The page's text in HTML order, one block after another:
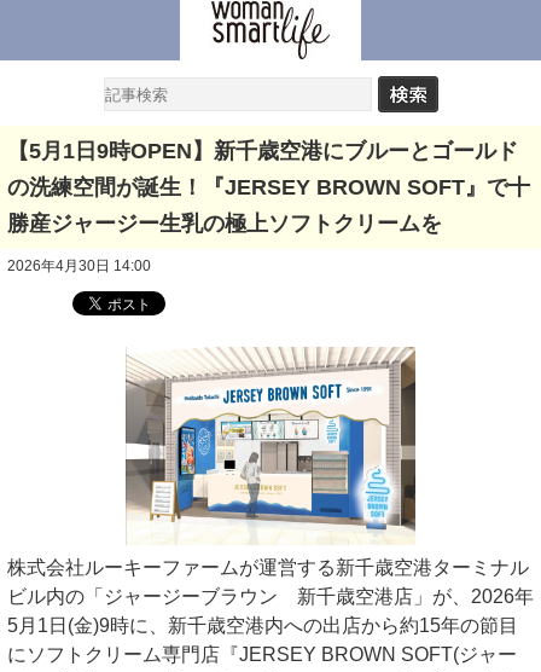
【5月1日9時OPEN】新千歳空港にブルーとゴールド
の洗練空間が誕生！『JERSEY BROWN SOFT』で十
勝産ジャージー生乳の極上ソフトクリームを
2026年4月30日 14:00
株式会社ルーキーファームが運営する新千歳空港ターミナル
ビル内の「ジャージーブラウン 新千歳空港店」が、2026年
5月1日(金)9時に、新千歳空港内への出店から約15年の節目
にソフトクリーム専門店『JERSEY BROWN SOFT(ジャー